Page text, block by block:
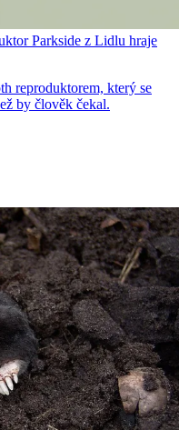
Parkside z Lidlu hraje
reproduktorem, který se
by člověk čekal.